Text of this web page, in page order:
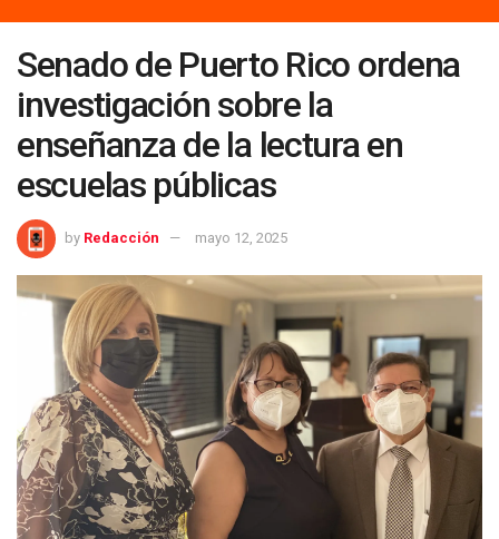
Senado de Puerto Rico ordena
investigación sobre la
enseñanza de la lectura en
escuelas públicas
by Redacción mayo 12, 2025